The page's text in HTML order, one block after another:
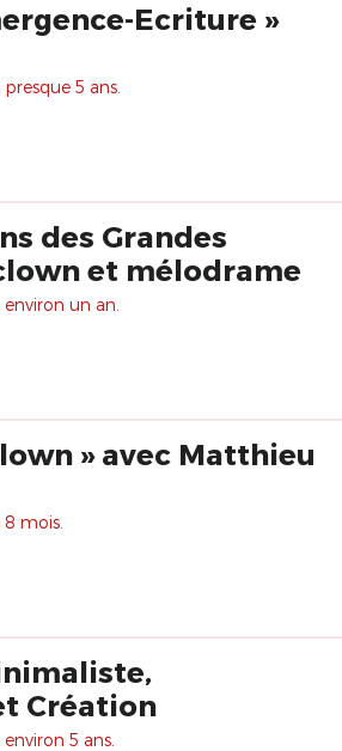
Ecriture »
5 ans.
des Grandes
et mélodrame
un an.
» avec Matthieu
mois.
Création
5 ans.